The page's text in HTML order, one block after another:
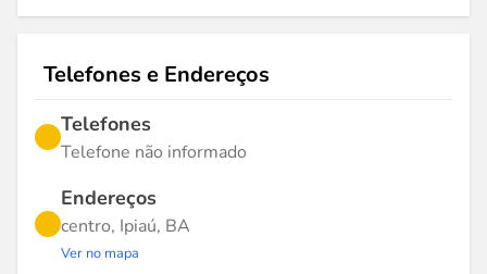
Telefones e Endereços
Telefones
Telefone não informado
Endereços
centro, Ipiaú, BA
Ver no mapa